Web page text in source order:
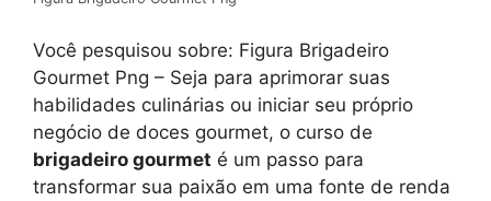
Você pesquisou sobre: Figura Brigadeiro
Gourmet Png – Seja para aprimorar suas
habilidades culinárias ou iniciar seu próprio
negócio de doces gourmet, o curso de
brigadeiro gourmet é um passo para
transformar sua paixão em uma fonte de renda